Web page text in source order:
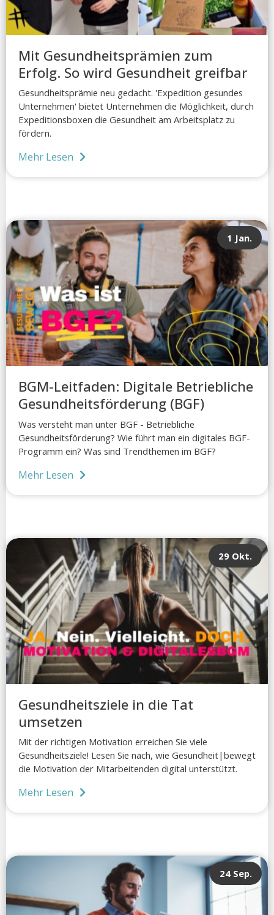
Mit Gesundheitsprämien zum
Erfolg. So wird Gesundheit greifbar
Gesundheitsprämie neu gedacht. 'Expedition gesundes
Unternehmen' bietet Unternehmen die Möglichkeit, durch
Expeditionsboxen die Gesundheit am Arbeitsplatz zu
fördern.
Mehr Lesen
1 Jan.
BGM-Leitfaden: Digitale Betriebliche
Gesundheitsförderung (BGF)
Was versteht man unter BGF - Betriebliche
Gesundheitsförderung? Wie führt man ein digitales BGF-
Programm ein? Was sind Trendthemen im BGF?
Mehr Lesen
29 Okt.
Gesundheitsziele in die Tat
umsetzen
Mit der richtigen Motivation erreichen Sie viele
Gesundheitsziele! Lesen Sie nach, wie Gesundheit|bewegt
die Motivation der Mitarbeitenden digital unterstützt.
Mehr Lesen
24 Sep.